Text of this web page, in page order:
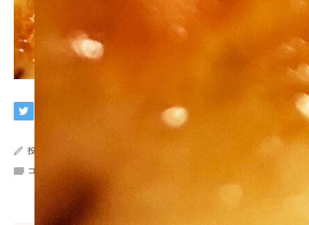
投稿者:
コメント: